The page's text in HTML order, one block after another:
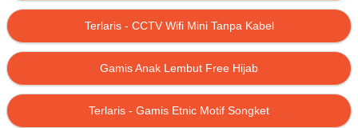
Terlaris - CCTV Wifi Mini Tanpa Kabel
Gamis Anak Lembut Free Hijab
Terlaris - Gamis Etnic Motif Songket